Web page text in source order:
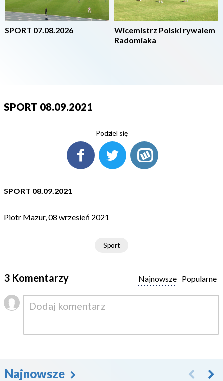
SPORT 07.08.2026
Wicemistrz Polski rywalem
Radomiaka
SPORT 08.09.2021
Podziel się
SPORT 08.09.2021
Piotr Mazur, 08 wrzesień 2021
Sport
3 Komentarzy Popularne
Najnowsze
Najnowsze